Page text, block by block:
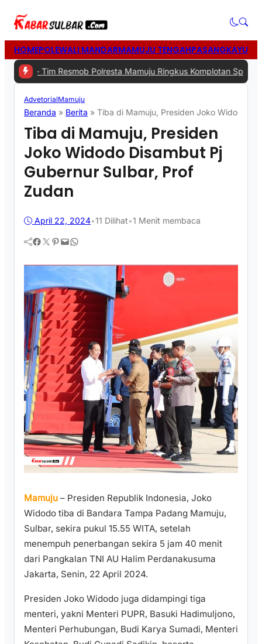
HOMEPOLEWALI MANDARMAMUJU TENGAHPASANGKAYU
Tim Resmob Polresta Mamuju Ringkus Komplotan Spesialis
AdvetorialMamuju
Beranda » Berita » Tiba di Mamuju, Presiden Joko Widodo
Tiba di Mamuju, Presiden
Joko Widodo Disambut Pj
Gubernur Sulbar, Prof
Zudan
April 22, 2024•11 Dilihat•1 Menit membaca
Facebook Twitter Pinterest Mail WhatsApp
Mamuju – Presiden Republik Indonesia, Joko
Widodo tiba di Bandara Tampa Padang Mamuju,
Sulbar, sekira pukul 15.55 WITA, setelah
menempuh penerbangan sekira 5 jam 40 menit
dari Pangkalan TNI AU Halim Perdanakusuma
Jakarta, Senin, 22 April 2024.
Presiden Joko Widodo juga didampingi tiga
menteri, yakni Menteri PUPR, Basuki Hadimuljono,
Menteri Perhubungan, Budi Karya Sumadi, Menteri